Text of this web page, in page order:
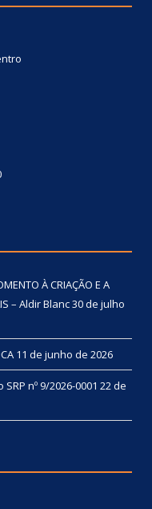
À CRIAÇÃO E A
– Aldir Blanc30 de julho
11 de junho de 2026
nº 9/2026-0001 22 de